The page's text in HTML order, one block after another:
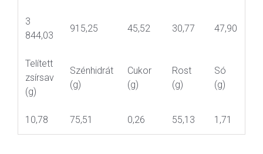
3
844,03
915,25 45,52 30,77 47,90
Telített
zsírsav
(g)
Szénhidrát
(g)
Cukor
(g)
Rost
(g)
Só
(g)
10,78 75,51 0,26 55,13 1,71